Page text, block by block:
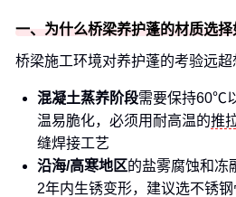
一、为什么桥梁养护蓬的材质选择
桥梁施工环境对养护蓬的考验远超
混凝土蒸养阶段需要保持60℃
温易脆化，必须用耐高温的推
缝焊接工艺
沿海/高寒地区的盐雾腐蚀和冻
2年内生锈变形，建议选不锈